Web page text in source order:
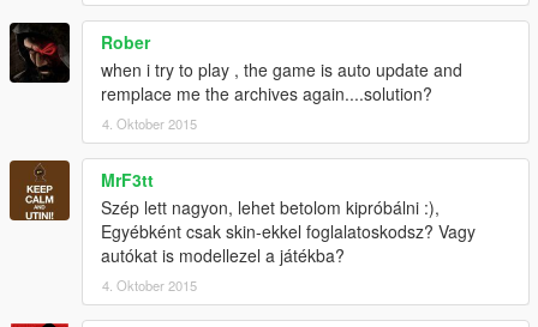
Rober
when i try to play , the game is auto update and
remplace me the archives again....solution?
4. Oktober 2015
MrF3tt
Szép lett nagyon, lehet betolom kipróbálni :),
Egyébként csak skin-ekkel foglalatoskodsz? Vagy
autókat is modellezel a játékba?
4. Oktober 2015